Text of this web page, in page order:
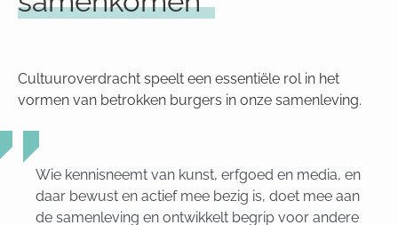
Cultuuroverdracht speelt een essentiële rol in het
vormen van betrokken burgers in onze samenleving.
Wie kennisneemt van kunst, erfgoed en media, en
daar bewust en actief mee bezig is, doet mee aan
de samenleving en ontwikkelt begrip voor andere